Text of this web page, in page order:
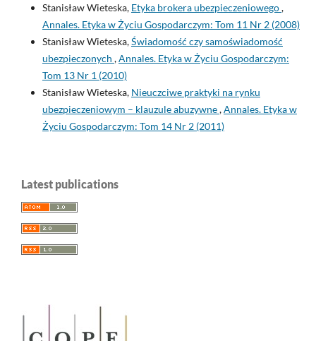
Stanisław Wieteska, Etyka brokera ubezpieczeniowego,
Annales. Etyka w Życiu Gospodarczym: Tom 11 Nr 2 (2008)
Stanisław Wieteska,Świadomość czy samoświadomość
ubezpieczonych ,Annales. Etyka w Życiu Gospodarczym:
Tom 13 Nr 1 (2010)
Stanisław Wieteska, Nieuczciwe praktyki na rynku
ubezpieczeniowym – klauzule abuzywne,Annales. Etyka w
Życiu Gospodarczym: Tom 14 Nr 2 (2011)
Latest publications